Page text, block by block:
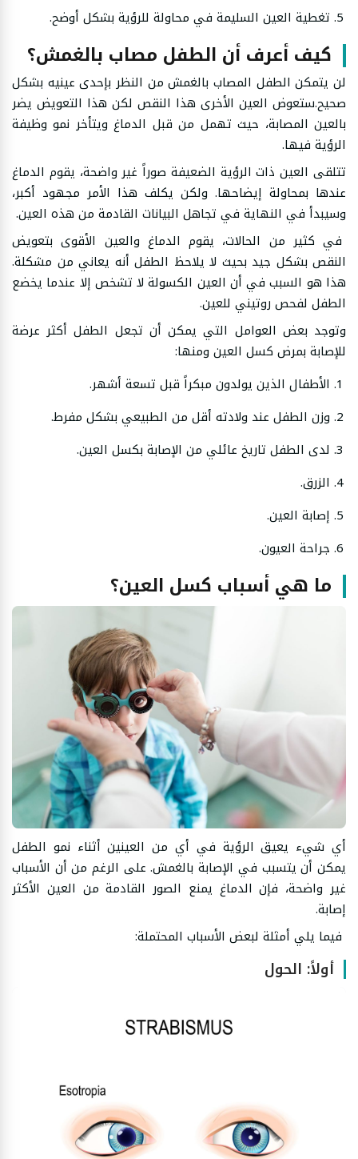
تغطية العين السليمة في محاولة للرؤية بشكل أوضح.
كيف أعرف أن الطفل مصاب بالغمش؟
لن يتمكن الطفل المصاب بالغمش من النظر بإحدى عينيه بشكل
صحيح.ستعوض العين الأخرى هذا النقص لكن هذا التعويض يضر
بالعين المصابة، حيث تهمل من قبل الدماغ ويتأخر نمو وظيفة
الرؤية فيها.
تتلقى العين ذات الرؤية الضعيفة صوراً غير واضحة، يقوم الدماغ
عندها بمحاولة إيضاحها. ولكن يكلف هذا الأمر مجهود أكبر،
وسيبدأ في النهاية في تجاهل البيانات القادمة من هذه العين.
في كثير من الحالات، يقوم الدماغ والعين الأقوى بتعويض
النقص بشكل جيد بحيث لا يلاحظ الطفل أنه يعاني من مشكلة.
هذا هو السبب في أن العين الكسولة لا تشخص إلا عندما يخضع
الطفل لفحص روتيني للعين.
وتوجد بعض العوامل التي يمكن أن تجعل الطفل أكثر عرضة
للإصابة بمرض كسل العين ومنها:
الأطفال الذين يولدون مبكراً قبل تسعة أشهر.
وزن الطفل عند ولادته أقل من الطبيعي بشكل مفرط.
لدى الطفل تاريخ عائلي من الإصابة بكسل العين.
الزرق.
إصابة العين.
جراحة العيون.
ما هي أسباب كسل العين؟
أي شيء يعيق الرؤية في أي من العينين أثناء نمو الطفل
يمكن أن يتسبب في الإصابة بالغمش. على الرغم من أن الأسباب
غير واضحة، فإن الدماغ يمنع الصور القادمة من العين الأكثر
إصابة.
فيما يلي أمثلة لبعض الأسباب المحتملة:
أولاً: الحول